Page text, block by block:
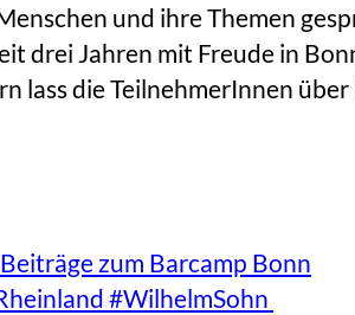
und ihre Themen
drei Jahren mit Freude in
lass die TeilnehmerInnen
zum Barcamp Bonn
#WilhelmSohn